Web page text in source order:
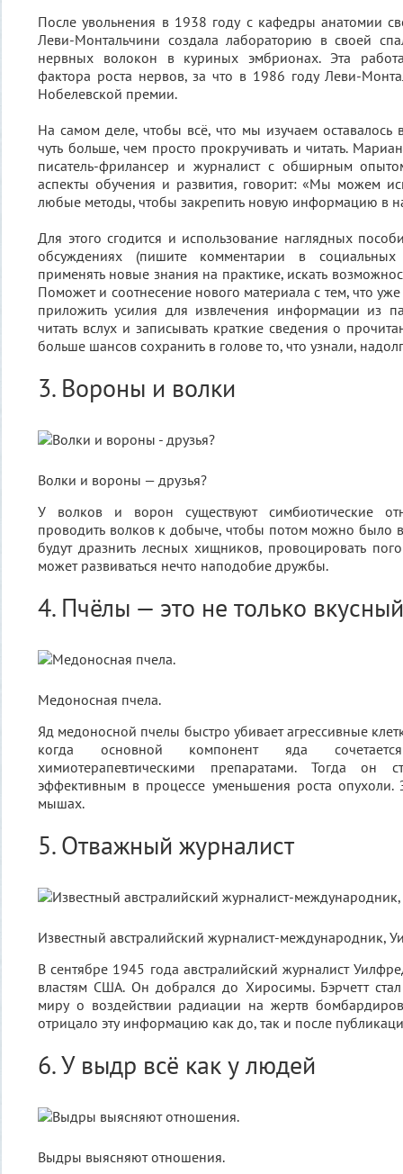
После увольнения в 1938 году с кафедры анатомии
Леви-Монтальчини создала лабораторию в своей
нервных волокон в куриных эмбрионах. Эта
фактора роста нервов, за что в 1986 году Леви-
Нобелевской премии.
На самом деле, чтобы всё, что мы изучаем оставалось
чуть больше, чем просто прокручивать и читать.
писатель-фрилансер и журналист с обширным
аспекты обучения и развития, говорит: «Мы можем
любые методы, чтобы закрепить новую информацию в
Для этого сгодится и использование наглядных
обсуждениях (пишите комментарии в
применять новые знания на практике, искать
Поможет и соотнесение нового материала с тем, что
приложить усилия для извлечения информации из
читать вслух и записывать краткие сведения о
больше шансов сохранить в голове то, что узнали,
3. Вороны и волки
Волки и вороны — друзья?
У волков и ворон существуют симбиотические
проводить волков к добыче, чтобы потом можно было
будут дразнить лесных хищников, провоцировать
может развиваться нечто наподобие дружбы.
4. Пчёлы — это не только
Медоносная пчела.
Яд медоносной пчелы быстро убивает агрессивные
когда основной компонент яда
химиотерапевтическими препаратами. Тогда он
эффективным в процессе уменьшения роста
мышах.
5. Отважный журналист
Известный австралийский журналист-международник,
В сентябре 1945 года австралийский журналист
властям США. Он добрался до Хиросимы. Бэрчетт
миру о воздействии радиации на жертв
отрицало эту информацию как до, так и после
6. У выдр всё как у людей
Выдры выясняют отношения.